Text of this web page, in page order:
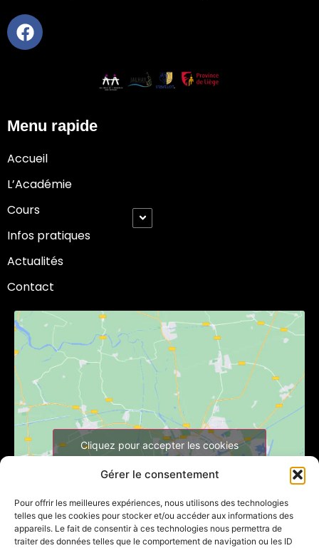
Gérer le consentement
Pour offrir les meilleures expériences, nous utilisons des technologies
telles que les cookies pour stocker et/ou accéder aux informations des
appareils. Le fait de consentir à ces technologies nous permettra de
traiter des données telles que le comportement de navigation ou les ID
Menu rapide
Accueil
L’Académie
Cours
Infos pratiques
Actualités
Contact
Cliquez pour accepter les cookies